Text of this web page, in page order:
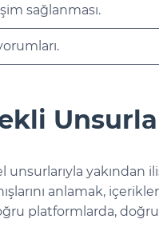
sağlanması.
yakından
anlamak,
platformlarda,